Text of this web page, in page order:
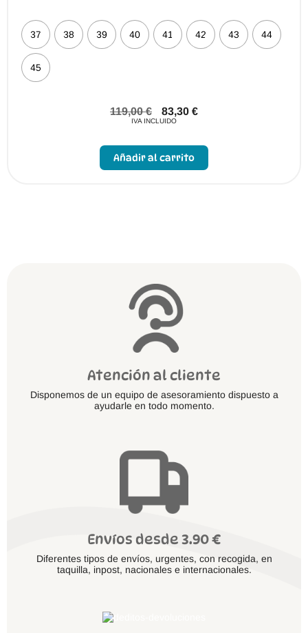
37 38 39 40 41 42 43 44
45
119,00€ 83,30 €
IVA INCLUIDO
Añadir al carrito
Atención al cliente
Disponemos de un equipo de asesoramiento dispuesto a
ayudarle en todo momento.
Envíos desde 3.90 €
Diferentes tipos de envíos, urgentes, con recogida, en
taquilla, inpost, nacionales e internacionales.